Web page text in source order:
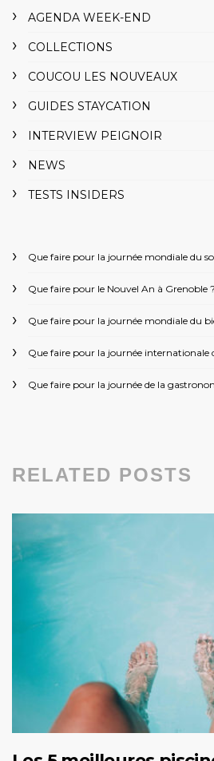
AGENDA WEEK-END
COLLECTIONS
COUCOU LES NOUVEAUX
GUIDES STAYCATION
INTERVIEW PEIGNOIR
NEWS
TESTS INSIDERS
Que faire pour la journée mondiale du
Que faire pour le Nouvel An à Grenoble ?
Que faire pour la journée mondiale du
Que faire pour la journée internationale
Que faire pour la journée de la
RELATED POSTS